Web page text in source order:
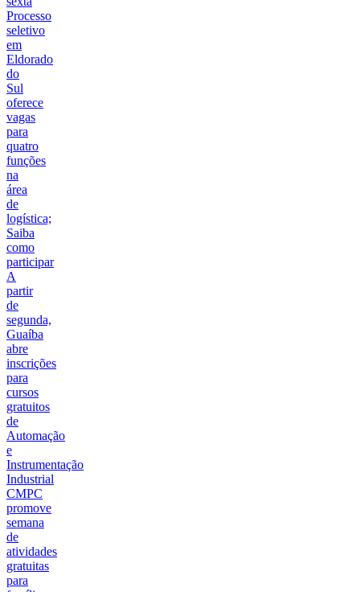
Processo
seletivo
em
Eldorado
do
Sul
oferece
vagas
para
quatro
funções
na
área
de
logística;
Saiba
como
participar
A
partir
de
segunda,
Guaíba
abre
inscrições
para
cursos
gratuitos
de
Automação
e
Instrumentação
Industrial
CMPC
promove
semana
de
atividades
gratuitas
para